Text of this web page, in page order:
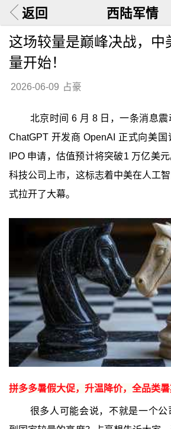
返回 西陆军情
这场较量是巅峰决战，中
量开始！
2026-06-09 占豪
北京时间 6 月 8 日，一条消息震
ChatGPT 开发商 OpenAI 正式向美
IPO 申请，估值预计将突破1 万亿美
科技公司上市，这标志着中美在人工
式拉开了大幕。
拼多多暑假大促，升温降价，全品类
很多人可能会说，不就是一个